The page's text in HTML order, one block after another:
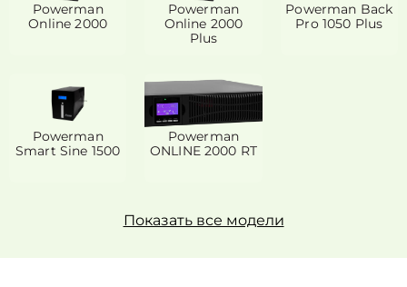
Powerman
Online 2000
Powerman
Online 2000
Plus
Powerman Back
Pro 1050 Plus
Powerman
Smart Sine 1500
Powerman
ONLINE 2000 RT
Показать все модели